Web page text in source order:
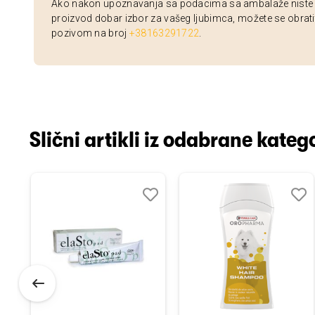
Ako nakon upoznavanja sa podacima sa ambalaže niste
proizvod dobar izbor za vašeg ljubimca, možete se
pozivom na broj +38163291722
Slični artikli iz odabrane